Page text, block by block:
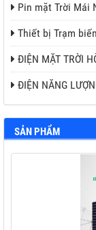
Pin mặt Trời Mái
Thiết bị Trạm
ĐIỆN MẶT TRỜI
ĐIỆN NĂNG
SẢN PHẨM